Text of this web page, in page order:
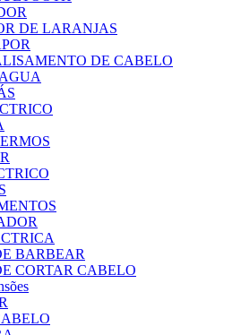
DE LARANJAS
DE CABELO
BARBEAR
CORTAR CABELO